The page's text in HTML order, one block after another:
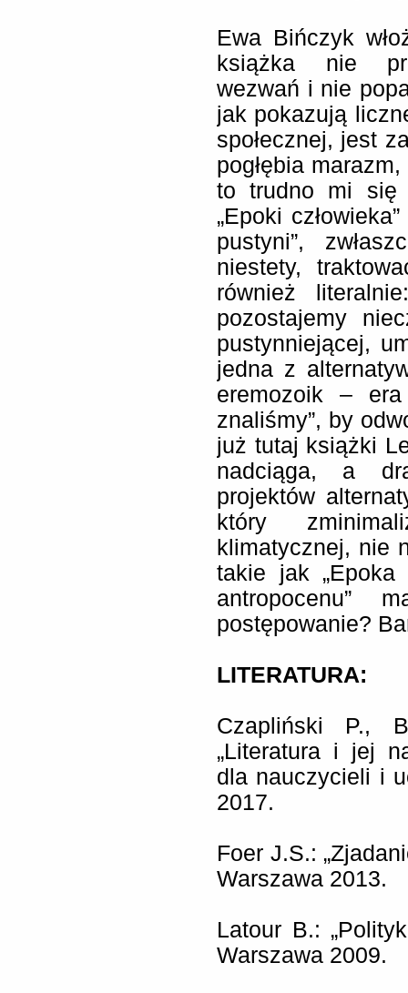
Ewa Bińczyk
książka nie
wezwań i nie
jak pokazują
społecznej, jest
pogłębia
to trudno mi się
„Epoki
pustyni”,
niestety,
również
pozostajemy
pustynniejącej,
jedna z
eremozoik –
znaliśmy”, by
już tutaj książki
nadciąga, a
projektów
który
klimatycznej, nie
takie jak „Epoka
antropocenu”
postępowanie?
LITERATURA:
Czapliński P.,
„Literatura i jej
dla nauczycieli i
2017.
Foer J.S.:
Warszawa 2013.
Latour B.:
Warszawa 2009.